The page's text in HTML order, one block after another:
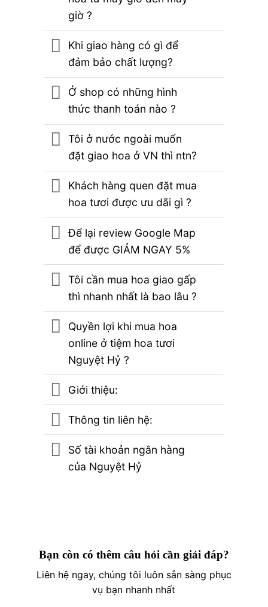
giờ ?
Khi giao hàng có gì để
đảm bảo chất lượng?
Ở shop có những hình
thức thanh toán nào ?
Tôi ở nước ngoài muốn
đặt giao hoa ở VN thì ntn?
Khách hàng quen đặt mua
hoa tươi được ưu dãi gì ?
Để lại review Google Map
để được GIẢM NGAY 5%
Tôi cần mua hoa giao gấp
thì nhanh nhất là bao lâu ?
Quyền lợi khi mua hoa
online ở tiệm hoa tươi
Nguyệt Hỷ ?
Giới thiệu:
Thông tin liên hệ:
Số tài khoản ngân hàng
của Nguyệt Hỷ
Bạn còn có thêm câu hỏi cần giải đáp?
Liên hệ ngay, chúng tôi luôn sẳn sàng phục
vụ bạn nhanh nhất